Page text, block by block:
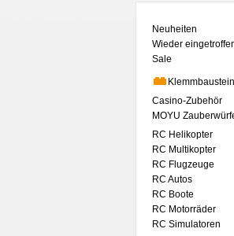
Neuheiten
Wieder
Sale
Casino-Zubehör
MOYU
RC Helikopter
RC Multikopter
RC Flugzeuge
RC Autos
RC Boote
RC Motorräder
RC Simulatoren